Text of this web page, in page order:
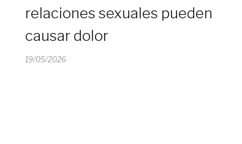
relaciones sexuales pueden
causar dolor
19/05/2026